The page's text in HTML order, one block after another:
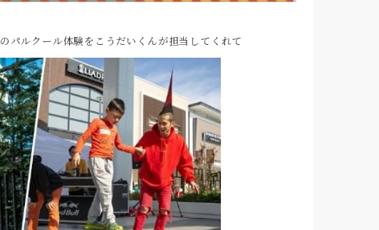
のパルクール体験をこうだいくんが担当してくれて